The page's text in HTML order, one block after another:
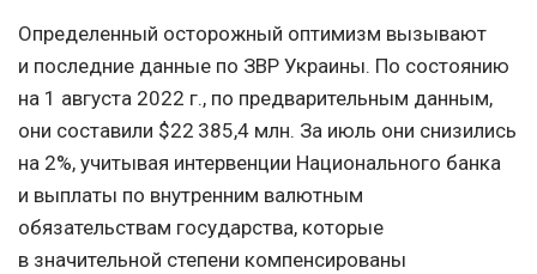
Определенный осторожный оптимизм вызывают
и последние данные по ЗВР Украины. По состоянию
на 1 августа 2022 г., по предварительным данным,
они составили $22 385,4 млн. За июль они снизились
на 2%, учитывая интервенции Национального банка
и выплаты по внутренним валютным
обязательствам государства, которые
в значительной степени компенсированы